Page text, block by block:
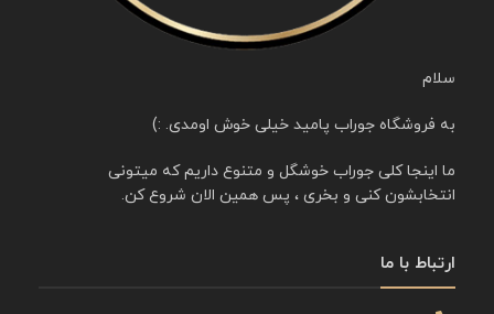
سلام
به فروشگاه جوراب پامید خیلی خوش اومدی. :)
ما اینجا کلی جوراب خوشگل و متنوع داریم که میتونی
انتخابشون کنی و بخری ، پس همین الان شروع کن.
ارتباط با ما